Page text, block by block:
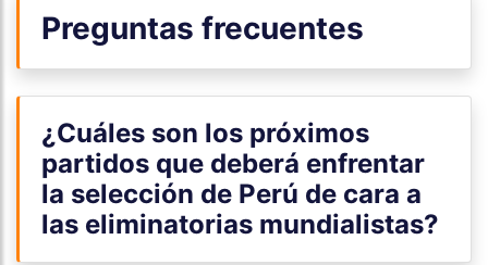
Preguntas frecuentes
¿Cuáles son los próximos
partidos que deberá enfrentar
la selección de Perú de cara a
las eliminatorias mundialistas?